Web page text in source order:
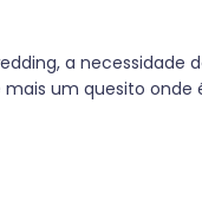
a necessidade
mais um quesito onde